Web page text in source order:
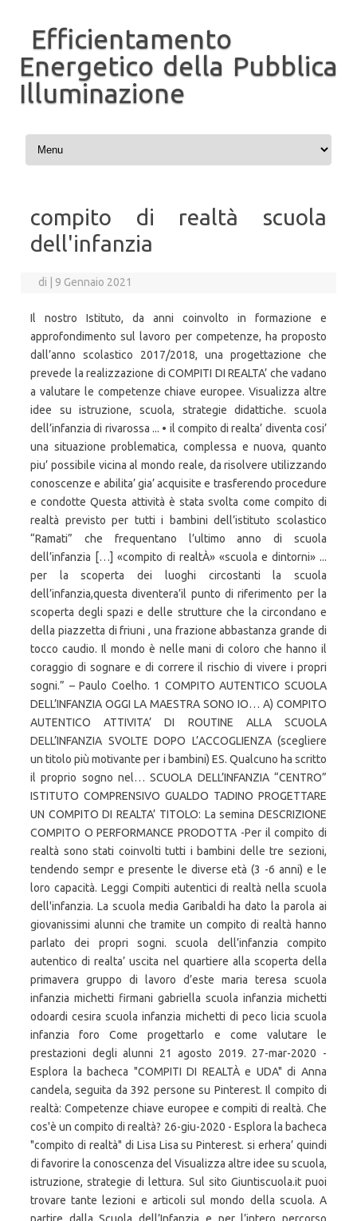
Efficientamento
Energetico della Pubblica
Illuminazione
Vai al contenuto
compito di realtà scuola
dell'infanzia
di 9 Gennaio 2021
Il nostro Istituto, da anni coinvolto in formazione e
approfondimento sul lavoro per competenze, ha proposto
dall’anno scolastico 2017/2018, una progettazione che
prevede la realizzazione di COMPITI DI REALTA’ che vadano
a valutare le competenze chiave europee. Visualizza altre
idee su istruzione, scuola, strategie didattiche. scuola
dell’infanzia di rivarossa ... • il compito di realta’ diventa cosi’
una situazione problematica, complessa e nuova, quanto
piu’ possibile vicina al mondo reale, da risolvere utilizzando
conoscenze e abilita’ gia’ acquisite e trasferendo procedure
e condotte Questa attività è stata svolta come compito di
realtà previsto per tutti i bambini dell’istituto scolastico
“Ramati” che frequentano l’ultimo anno di scuola
dell’infanzia […] «compito di realtÀ» «scuola e dintorni» ...
per la scoperta dei luoghi circostanti la scuola
dell’infanzia,questa diventera’il punto di riferimento per la
scoperta degli spazi e delle strutture che la circondano e
della piazzetta di friuni , una frazione abbastanza grande di
tocco caudio. Il mondo è nelle mani di coloro che hanno il
coraggio di sognare e di correre il rischio di vivere i propri
sogni.” – Paulo Coelho. 1 COMPITO AUTENTICO SCUOLA
DELL’INFANZIA OGGI LA MAESTRA SONO IO… A) COMPITO
AUTENTICO ATTIVITA’ DI ROUTINE ALLA SCUOLA
DELL’INFANZIA SVOLTE DOPO L’ACCOGLIENZA (scegliere
un titolo più motivante per i bambini) ES. Qualcuno ha scritto
il proprio sogno nel… SCUOLA DELL’INFANZIA “CENTRO”
ISTITUTO COMPRENSIVO GUALDO TADINO PROGETTARE
UN COMPITO DI REALTA’ TITOLO: La semina DESCRIZIONE
COMPITO O PERFORMANCE PRODOTTA -Per il compito di
realtà sono stati coinvolti tutti i bambini delle tre sezioni,
tendendo sempr e presente le diverse età (3 -6 anni) e le
loro capacità. Leggi Compiti autentici di realtà nella scuola
dell'infanzia. La scuola media Garibaldi ha dato la parola ai
giovanissimi alunni che tramite un compito di realtà hanno
parlato dei propri sogni. scuola dell’infanzia compito
autentico di realta’ uscita nel quartiere alla scoperta della
primavera gruppo di lavoro d’este maria teresa scuola
infanzia michetti firmani gabriella scuola infanzia michetti
odoardi cesira scuola infanzia michetti di peco licia scuola
infanzia foro Come progettarlo e come valutare le
prestazioni degli alunni 21 agosto 2019. 27-mar-2020 -
Esplora la bacheca "COMPITI DI REALTÀ e UDA" di Anna
candela, seguita da 392 persone su Pinterest. Il compito di
realtà: Competenze chiave europee e compiti di realtà. Che
cos'è un compito di realtà? 26-giu-2020 - Esplora la bacheca
"compito di realtà" di Lisa Lisa su Pinterest. si erhera’ quindi
di favorire la conoscenza del Visualizza altre idee su scuola,
istruzione, strategie di lettura. Sul sito Giuntiscuola.it puoi
trovare tante lezioni e articoli sul mondo della scuola. A